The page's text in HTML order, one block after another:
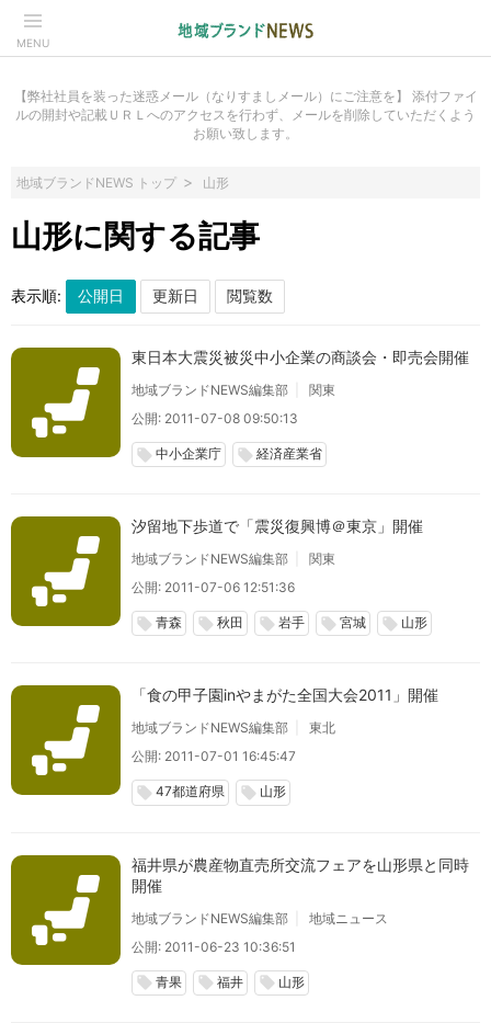
MENU
【弊社社員を装った迷惑メール（なりすましメール）にご注意を】 添付ファイ
ルの開封や記載ＵＲＬへのアクセスを行わず、メールを削除していただくよう
お願い致します。
地域ブランドNEWS トップ 山形
山形に関する記事
表示順:
東日本大震災被災中小企業の商談会・即売会開催
地域ブランドNEWS編集部
関東
公開: 2011-07-08 09:50:13
local_offer 中小企業庁 local_offer 経済産業省
汐留地下歩道で「震災復興博＠東京」開催
地域ブランドNEWS編集部
関東
公開: 2011-07-06 12:51:36
local_offer 青森 local_offer 秋田 local_offer 岩手 local_offer 宮城 local_offer 山形
「食の甲子園inやまがた全国大会2011」開催
地域ブランドNEWS編集部
東北
公開: 2011-07-01 16:45:47
local_offer 47都道府県 local_offer 山形
福井県が農産物直売所交流フェアを山形県と同時
開催
地域ブランドNEWS編集部
地域ニュース
公開: 2011-06-23 10:36:51
local_offer 青果 local_offer 福井 local_offer 山形